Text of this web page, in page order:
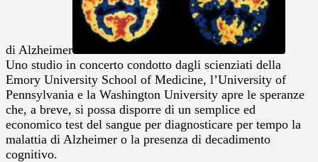
di Alzheimer
Uno studio in concerto condotto dagli scienziati della
Emory University School of Medicine, l’University of
Pennsylvania e la Washington University apre le speranze
che, a breve, si possa disporre di un semplice ed
economico test del sangue per diagnosticare per tempo la
malattia di Alzheimer o la presenza di decadimento
cognitivo.